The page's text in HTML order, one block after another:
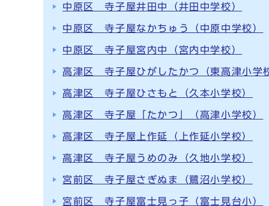
中原区 寺子屋井田中（井田中学校）
中原区 寺子屋なかちゅう（中原中学校）
中原区 寺子屋宮内中（宮内中学校）
高津区 寺子屋ひがしたかつ（東高津小学
高津区 寺子屋ひさもと（久本小学校）
高津区 寺子屋「たかつ」（高津小学校）
高津区 寺子屋上作延（上作延小学校）
高津区 寺子屋うめのみ（久地小学校）
宮前区 寺子屋さぎぬま（鷺沼小学校）
宮前区 寺子屋富士見っ子（富士見台小）